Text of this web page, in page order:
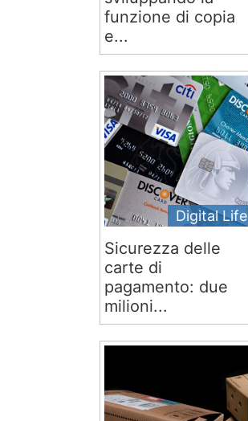
funzione di copia
e...
Digital Life
Sicurezza delle
carte di
pagamento: due
milioni...